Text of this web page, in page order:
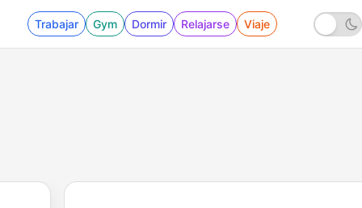
Trabajar Gym Dormir Relajarse Viaje